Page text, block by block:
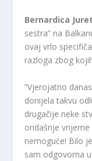
Bernardica
sestra” na
ovaj vrlo
razloga zbog
”Vjerojatno
donijela takvu
drugačije neke
ondašnje
nemoguće! Bilo
sam odgovorna u